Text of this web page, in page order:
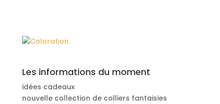
Les informations du moment
idées cadeaux
nouvelle collection de colliers fantaisies